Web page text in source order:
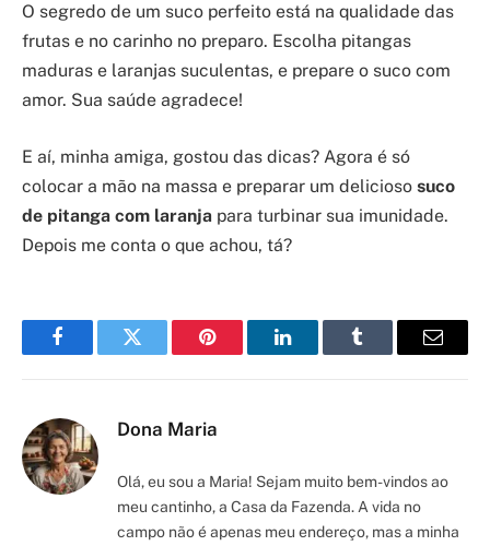
O segredo de um suco perfeito está na qualidade das
frutas e no carinho no preparo. Escolha pitangas
maduras e laranjas suculentas, e prepare o suco com
amor. Sua saúde agradece!
E aí, minha amiga, gostou das dicas? Agora é só
colocar a mão na massa e preparar um delicioso suco
de pitanga com laranja para turbinar sua imunidade.
Depois me conta o que achou, tá?
FacebookTwitter Pinterest LinkedInTumblr Email
Dona Maria
Olá, eu sou a Maria! Sejam muito bem-vindos ao
meu cantinho, a Casa da Fazenda. A vida no
campo não é apenas meu endereço, mas a minha